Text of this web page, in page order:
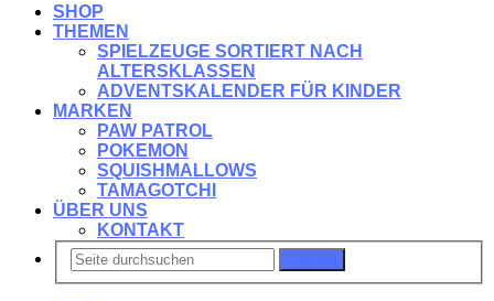
SHOP
THEMEN
SPIELZEUGE SORTIERT NACH
ALTERSKLASSEN
ADVENTSKALENDER FÜR KINDER
MARKEN
PAW PATROL
POKEMON
SQUISHMALLOWS
TAMAGOTCHI
ÜBER UNS
KONTAKT